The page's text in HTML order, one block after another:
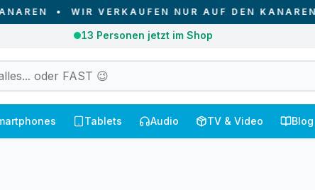
VERKAUFEN NUR AUF DEN KANAREN - VON DEN
Bestellungen heute auf den Kanaren empfangen
Tablets Audio TV & Video Blog